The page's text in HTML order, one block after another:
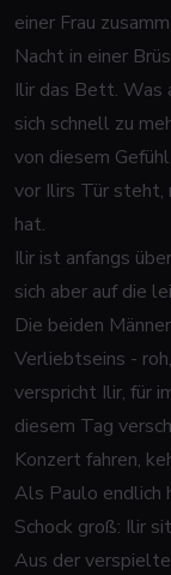
einer Frau
Nacht in einer
Ilir das Bett.
sich schnell zu
von diesem
vor Ilirs Tür steht,
hat.
Ilir ist anfangs
sich aber auf die
Die beiden
Verliebtseins -
verspricht Ilir, für
diesem Tag
Konzert fahren,
Als Paulo endlich
Schock groß: Ilir
Aus der